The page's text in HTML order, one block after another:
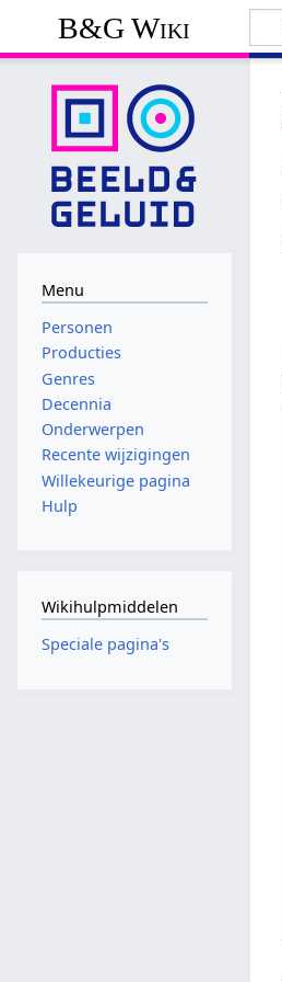
B&G Wiki
Menu
Personen
Producties
Genres
Decennia
Onderwerpen
Recente wijzigingen
Willekeurige pagina
Hulp
Wikihulpmiddelen
Speciale pagina's